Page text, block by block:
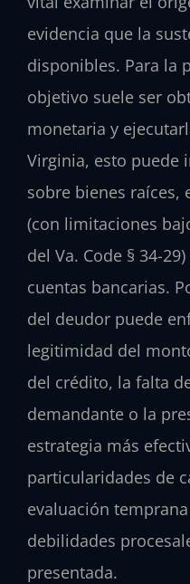
evidencia que la
disponibles. Para la
objetivo suele ser
monetaria y
Virginia, esto puede
sobre bienes raíces,
(con limitaciones
del Va. Code § 34-29
cuentas bancarias.
del deudor puede
legitimidad del
del crédito, la falta
demandante o la
estrategia más
particularidades de
evaluación
debilidades
presentada.